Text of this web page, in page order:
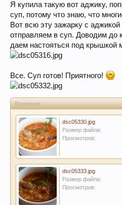
Я купила такую вот аджику,
суп, потому что знаю, что
Вот всю эту зажарку с
отправляем в суп. Доводим до
даем настояться под крышкой
Все. Суп готов! Приятного!
Вложения:
dsc05330.jpg
Размер файла:
Просмотров:
dsc05333.jpg
Размер файла:
Просмотров: